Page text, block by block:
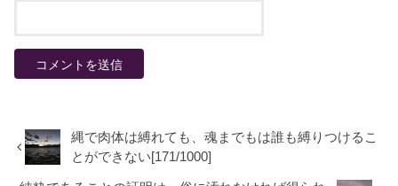
縄で肉体は縛れても、魂までもは誰も縛りつけるこ
とができない[171/1000]